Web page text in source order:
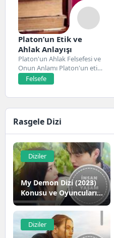
Platon’un Etik ve
Ahlak Anlayışı
Platon'un Ahlak Felsefesi ve
Onun Anlamı Platon'un etik
ve ahlak...
Felsefe
Rasgele Dizi
Diziler
My Demon Dizi (2023)
Konusu ve Oyuncuları |
Netflix
Diziler